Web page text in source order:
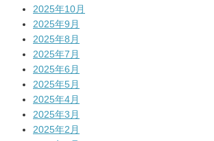
2025年10月
2025年9月
2025年8月
2025年7月
2025年6月
2025年5月
2025年4月
2025年3月
2025年2月